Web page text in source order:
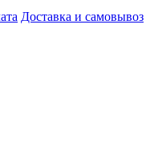
Доставка и самовывоз